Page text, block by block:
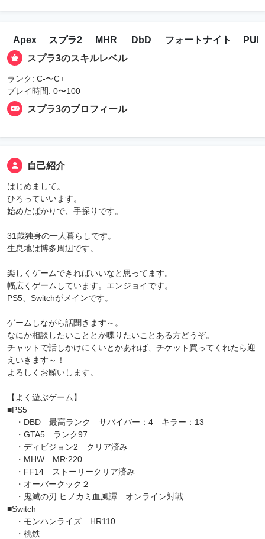
Apex スプラ2 MHR DbD フォートナイト
スプラ3のスキルレベル
ランク: C-〜C+
プレイ時間: 0〜100
スプラ3のプロフィール
自己紹介
はじめまして。
ひろっていいます。
始めたばかりで、手探りです。
31歳独身の一人暮らしです。
生息地は博多周辺です。
楽しくゲームできればいいなと思ってます。
幅広くゲームしています。エンジョイです。
PS5、Switchがメインです。
ゲームしながら話聞きます～。
なにか相談したいこととか喋りたいことある方どうぞ。
チャットで話しかけにくいとかあれば、チケット買ってくれたら迎
えいきます～！
よろしくお願いします。
【よく遊ぶゲーム】
■PS5
・DBD 最高ランク サバイバー：4 キラー：13
・GTA5 ランク97
・ディビジョン2 クリア済み
・MHW MR:220
・FF14 ストーリークリア済み
・オーバークック２
・鬼滅の刃 ヒノカミ血風譚 オンライン対戦
■Switch
・モンハンライズ HR110
・桃鉄